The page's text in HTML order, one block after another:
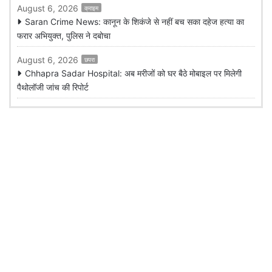
August 6, 2026 क्राइम
Saran Crime News: कानून के शिकंजे से नहीं बच सका दहेज हत्या का
फरार अभियुक्त, पुलिस ने दबोचा
August 6, 2026 छपरा
Chhapra Sadar Hospital: अब मरीजों को घर बैठे मोबाइल पर मिलेगी
पैथोलॉजी जांच की रिपोर्ट